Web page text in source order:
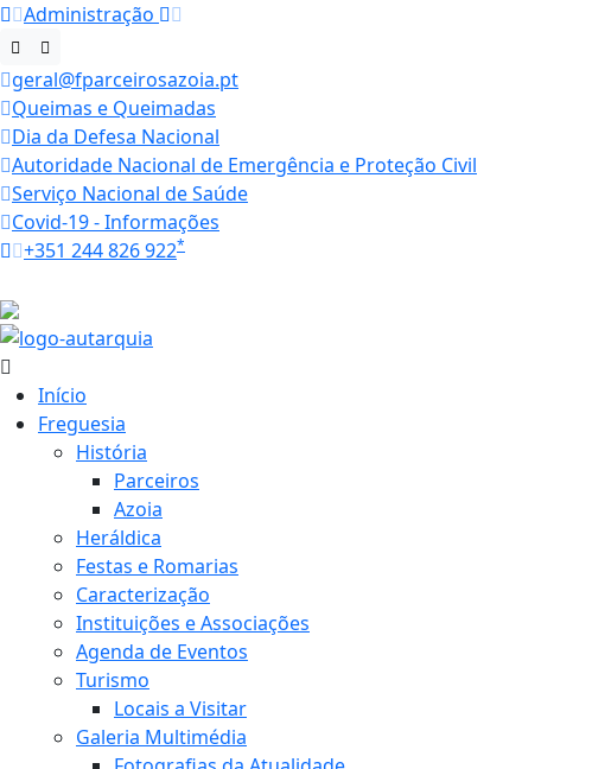
Administração
geral@fparceirosazoia.pt
Queimas e Queimadas
Dia da Defesa Nacional
Autoridade Nacional de Emergência e Proteção Civil
Serviço Nacional de Saúde
Covid-19 - Informações
+351 244 826 922*
Início
Freguesia
História
Parceiros
Azoia
Heráldica
Festas e Romarias
Caracterização
Instituições e Associações
Agenda de Eventos
Turismo
Locais a Visitar
Galeria Multimédia